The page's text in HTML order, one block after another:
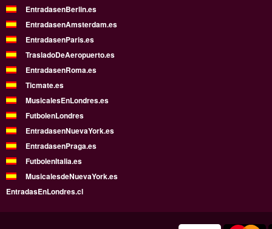
EntradasenBerlin.es
EntradasenAmsterdam.es
EntradasenParis.es
TrasladoDeAeropuerto.es
EntradasenRoma.es
Ticmate.es
MusicalesEnLondres.es
FutbolenLondres
EntradasenNuevaYork.es
EntradasenPraga.es
FutbolenItalia.es
MusicalesdeNuevaYork.es
EntradasEnLondres.cl